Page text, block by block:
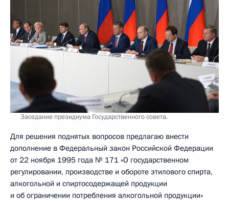
Заседание президиума Государственного совета.
Для решения поднятых вопросов предлагаю внести
дополнение в Федеральный закон Российской Федерации
от 22 ноября 1995 года № 171 «О государственном
регулировании, производстве и обороте этилового спирта,
алкогольной и спиртосодержащей продукции
и об ограничении потребления алкогольной продукции»